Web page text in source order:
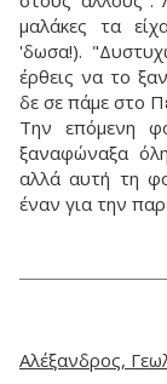
μαλάκες τα
'δωσα!).
έρθεις να το
δε σε πάμε στο
Την επόμενη
ξαναφώναξα
αλλά αυτή τη
έναν για την
Αλέξανδρος,